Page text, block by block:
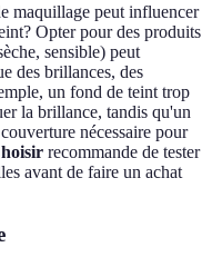
maquillage peut influencer
Opter pour des produits
sensible) peut
des brillances, des
un fond de teint trop
la brillance, tandis qu'un
nécessaire pour
recommande de tester
avant de faire un achat